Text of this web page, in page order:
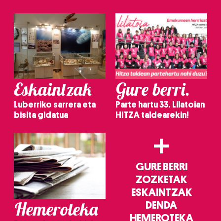
Eskaintzak
Luberriko sarrera eta
bisita gidatua
Gure berri.
Parte hartu 33. Lilatoian
HITZA taldearekin!
Hemeroteka
+
GURE BERRI
ZOZKETAK
ESKAINTZAK
DENDA
HEMEROTEKA